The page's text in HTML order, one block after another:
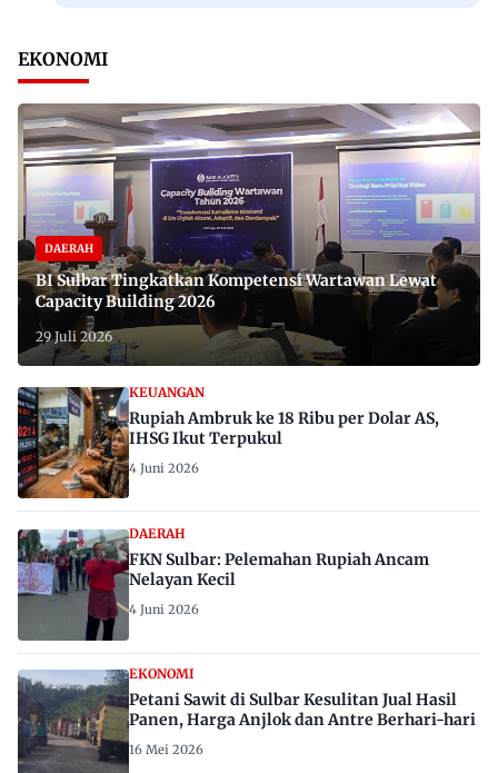
EKONOMI
DAERAH
BI Sulbar Tingkatkan Kompetensi Wartawan Lewat
Capacity Building 2026
29 Juli 2026
KEUANGAN
Rupiah Ambruk ke 18 Ribu per Dolar AS,
IHSG Ikut Terpukul
4 Juni 2026
DAERAH
FKN Sulbar: Pelemahan Rupiah Ancam
Nelayan Kecil
4 Juni 2026
EKONOMI
Petani Sawit di Sulbar Kesulitan Jual Hasil
Panen, Harga Anjlok dan Antre Berhari-hari
16 Mei 2026